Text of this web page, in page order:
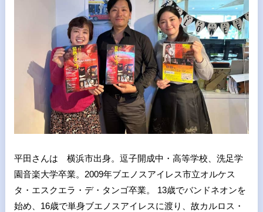
平田さんは 横浜市出身。逗子開成中・高等学校、洗足学
園音楽大学卒業。2009年ブエノスアイレス市立オルケス
タ・エスクエラ・デ・タンゴ卒業。 13歳でバンドネオンを
始め、16歳で単身ブエノスアイレスに渡り、故カルロス・